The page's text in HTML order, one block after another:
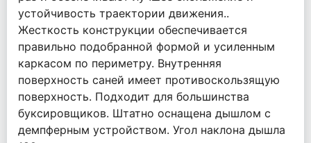
устойчивость траектории движения..
Жесткость конструкции обеспечивается
правильно подобранной формой и усиленным
каркасом по периметру. Внутренняя
поверхность саней имеет противоскользящую
поверхность. Подходит для большинства
буксировщиков. Штатно оснащена дышлом с
демпферным устройством. Угол наклона дышла